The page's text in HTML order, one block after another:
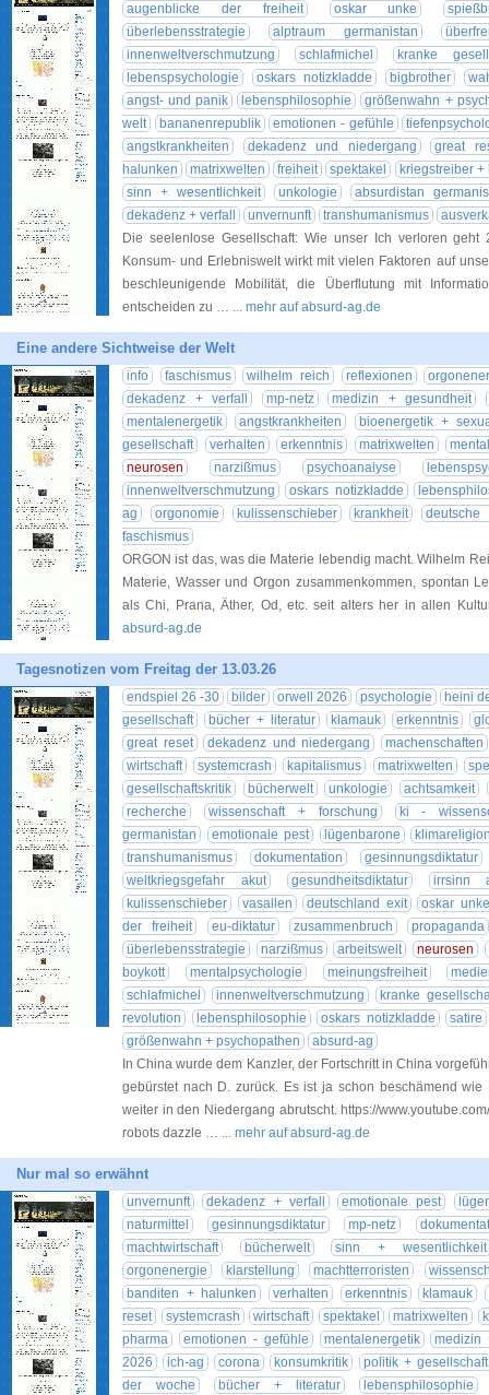
augenblicke der freiheit
oskar unke
überlebensstrategie
alptraum germanistan
innenweltverschmutzung
schlafmichel
kranke
lebenspsychologie
oskars notizkladde bigbrother
angst- und panik
lebensphilosophie
größenwahn +
welt
bananenrepublik emotionen - gefühle
angstkrankheiten
dekadenz und niedergang
great
halunken
matrixwelten freiheit spektakel
kriegstreiber
sinn + wesentlichkeit
unkologie
absurdistan
dekadenz + verfall
unvernunft transhumanismus
Die seelenlose Gesellschaft: Wie unser Ich verloren
Konsum- und Erlebniswelt wirkt mit vielen Faktoren auf
beschleunigende Mobilität, die Überflutung mit
entscheiden zu … ... mehr auf absurd-ag.de
Eine andere Sichtweise der Welt
info faschismus wilhelm reich reflexionen
dekadenz + verfall
mp-netz
medizin + gesundheit
mentalenergetik
angstkrankheiten
bioenergetik +
gesellschaft
verhalten erkenntnis matrixwelten
neurosen
narzißmus psychoanalyse
innenweltverschmutzung
oskars notizkladde
ag
orgonomie kulissenschieber krankheit
deutsche
faschismus
ORGON ist das, was die Materie lebendig macht. Wilhelm
Materie, Wasser und Orgon zusammenkommen, spontan
als Chi, Prana, Äther, Od, etc. seit alters her in allen
absurd-ag.de
Tagesnotizen vom Freitag der 13.03.26
endspiel 26 -30 bilder orwell 2026 psychologie
heini
gesellschaft
bücher + literatur klamauk erkenntnis
great reset
dekadenz und niedergang
machenschaften
wirtschaft
systemcrash kapitalismus matrixwelten
gesellschaftskritik
bücherwelt unkologie
achtsamkeit
recherche
wissenschaft + forschung
ki -
germanistan
emotionale pest lügenbarone
transhumanismus
dokumentation
gesinnungsdiktatur
weltkriegsgefahr akut
gesundheitsdiktatur
irrsinn
kulissenschieber
vasallen deutschland exit
oskar unke
der freiheit
eu-diktatur zusammenbruch
propaganda
überlebensstrategie
narzißmus arbeitswelt neurosen
boykott
mentalpsychologie meinungsfreiheit
schlafmichel
innenweltverschmutzung
kranke
revolution
lebensphilosophie oskars notizkladde
satire
größenwahn + psychopathen
absurd-ag
In China wurde dem Kanzler, der Fortschritt in China
gebürstet nach D. zurück. Es ist ja schon beschämend
weiter in den Niedergang abrutscht. https://
robots dazzle … ... mehr auf absurd-ag.de
Nur mal so erwähnt
unvernunft dekadenz + verfall emotionale pest
naturmittel
gesinnungsdiktatur mp-netz
machtwirtschaft
bücherwelt
sinn + wesentlichkeit
orgonenergie
klarstellung machtterroristen
banditen + halunken
verhalten erkenntnis klamauk
reset
systemcrash wirtschaft spektakel matrixwelten
pharma
emotionen - gefühle mentalenergetik
medizin
2026
ich-ag corona konsumkritik
politik + gesellschaft
der woche
bücher + literatur lebensphilosophie